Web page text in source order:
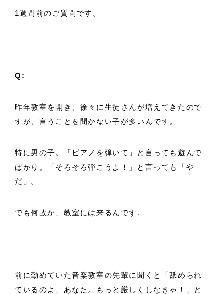
1週間前のご質問です。
Q:
昨年教室を開き、徐々に生徒さんが増えてきたので
すが、言うことを聞かない子が多いんです。
特に男の子。「ピアノを弾いて」と言っても遊んで
ばかり。「そろそろ弾こうよ！」と言っても「や
だ」。
でも何故か、教室には来るんです。
前に勤めていた音楽教室の先輩に聞くと「舐められ
ているのよ、あなた。もっと厳しくしなきゃ！」と